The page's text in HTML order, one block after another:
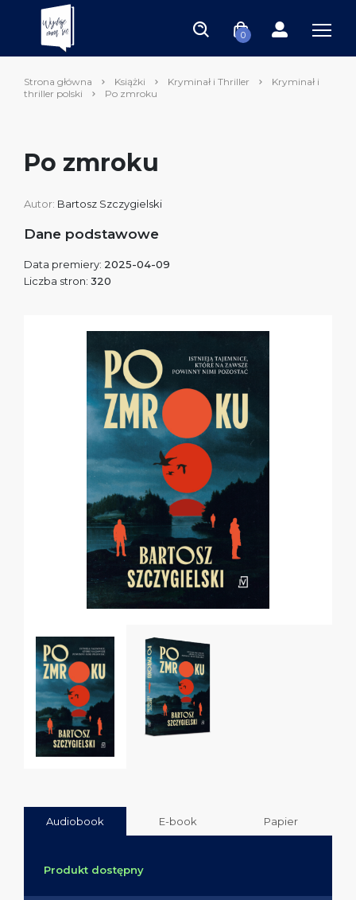
0
Strona główna Książki Kryminał i Thriller
Kryminał i
thriller polski
Po zmroku
Po zmroku
Autor: Bartosz Szczygielski
Dane podstawowe
Data premiery: 2025-04-09
Liczba stron: 320
Audiobook E-book Papier
Produkt dostępny